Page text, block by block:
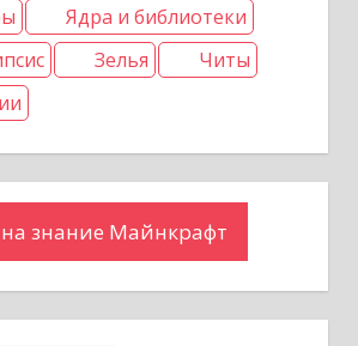
Ядра и библиотеки
Зелья
Читы
на знание Майнкрафт